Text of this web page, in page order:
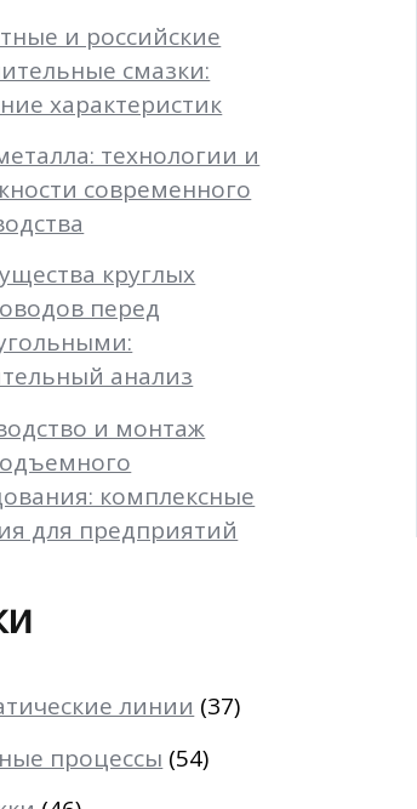
и российские
смазки:
характеристик
технологии и
современного
круглых
перед
анализ
и монтаж
комплексные
для предприятий
линии (37)
процессы (54)